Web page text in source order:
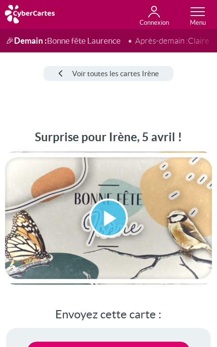
Connexion
Anniversaire
Fête du jour
Amour
Amitié
Merci
Toutes les cartes
🎉Demain :Bonne fête Laurence Après-demain :Claire
Voir toutes les cartes Irène
Surprise pour Irène, 5 avril !
Lire
vidéo
Envoyez cette carte :